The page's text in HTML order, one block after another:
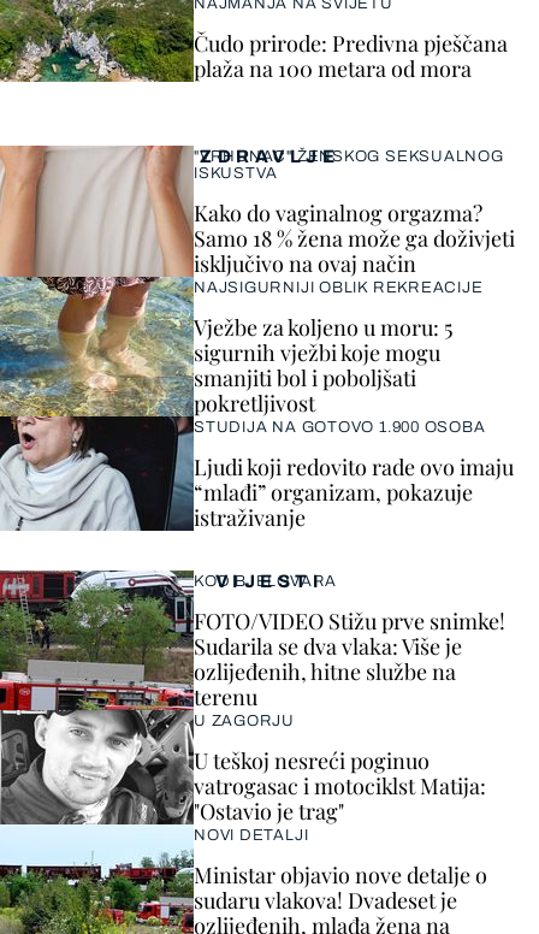
VIJESTI
KOD BJELOVARA
FOTO/VIDEO Stižu prve snimke!
Sudarila se dva vlaka: Više je
ozlijeđenih, hitne službe na
terenu
U ZAGORJU
U teškoj nesreći poginuo
vatrogasac i motociklst Matija:
"Ostavio je trag"
NOVI DETALJI
Ministar objavio nove detalje o
sudaru vlakova! Dvadeset je
ozlijeđenih, mlađa žena na
ZDRAVLJE
"VRHUNAC" ŽENSKOG SEKSUALNOG
ISKUSTVA
Kako do vaginalnog orgazma?
Samo 18 % žena može ga doživjeti
isključivo na ovaj način
NAJSIGURNIJI OBLIK REKREACIJE
Vježbe za koljeno u moru: 5
sigurnih vježbi koje mogu
smanjiti bol i poboljšati
pokretljivost
STUDIJA NA GOTOVO 1.900 OSOBA
Ljudi koji redovito rade ovo imaju
“mlađi” organizam, pokazuje
istraživanje
NAJMANJA NA SVIJETU
Čudo prirode: Predivna pješčana
plaža na 100 metara od mora